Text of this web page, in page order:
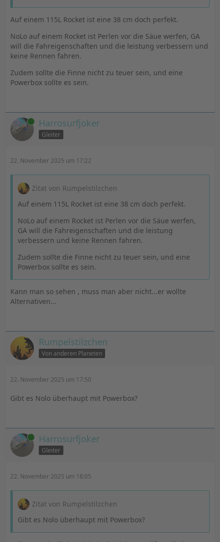
Auf einem 115L Rocket ist eine 38 cm doch perfekt.
NoLo auf einem Rocket ist Perlen vor die Säue werfen, GA
will die Fahreigenschaften und die leistung verbessern und
keine Rennen fahren.
Zudem sollte die Finne nicht zu teuer sein, und eine
Powerbox sollte es sein.
Online Harrosurfjoker
Gleiter
22. November 2025 um 17:22
Zitat von Rumpelstilzchen
Auf einem 115L Rocket ist eine 38 cm doch perfekt.
NoLo auf einem Rocket ist Perlen vor die Säue werfen,
GA will die Fahreigenschaften und die leistung
verbessern und keine Rennen fahren.
Zudem sollte die Finne nicht zu teuer sein, und eine
Powerbox sollte es sein.
Kann man so sehen , muss man aber nicht...er wollte
Alternativen...
Rumpelstilzchen
Von anderen Planeten
22. November 2025 um 17:50
Gibt es Nolo überhaupt mit Powerbox?
Online Harrosurfjoker
Gleiter
22. November 2025 um 18:05
Zitat von Rumpelstilzchen
Gibt es Nolo überhaupt mit Powerbox?